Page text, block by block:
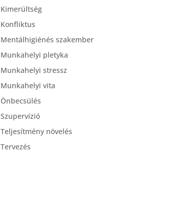
Kimerültség
Konfliktus
Mentálhigiénés szakember
Munkahelyi pletyka
Munkahelyi stressz
Munkahelyi vita
Önbecsülés
Szupervízió
Teljesítmény növelés
Tervezés